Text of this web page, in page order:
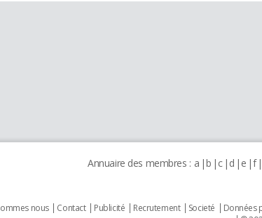
Annuaire des membres : a b c d e f
nous Contact Publicité Recrutement Societé Données